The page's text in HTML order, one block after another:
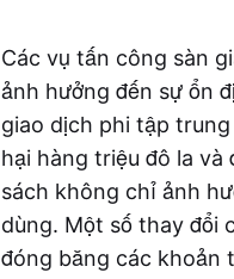
Các vụ tấn công sàn
ảnh hưởng đến sự ổn
giao dịch phi tập trung
hại hàng triệu đô la
sách không chỉ ảnh
dùng. Một số thay đổi
đóng băng các khoản